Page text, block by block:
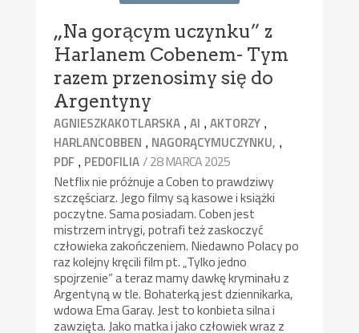
„Na gorącym uczynku” z
Harlanem Cobenem- Tym
razem przenosimy się do
Argentyny
AGNIESZKAKOTLARSKA ,AI ,AKTORZY ,
HARLANCOBBEN , NAGORĄCYMUCZYNKU, ,
PDF , PEDOFILIA/ 28 MARCA 2025
Netflix nie próżnuje a Coben to prawdziwy
szczęściarz. Jego filmy są kasowe i książki
poczytne. Sama posiadam. Coben jest
mistrzem intrygi, potrafi też zaskoczyć
człowieka zakończeniem. Niedawno Polacy po
raz kolejny kręcili film pt. „Tylko jedno
spojrzenie” a teraz mamy dawkę kryminału z
Argentyną w tle. Bohaterką jest dziennikarka,
wdowa Ema Garay. Jest to konbieta silna i
zawzięta. Jako matka i jako człowiek wraz z